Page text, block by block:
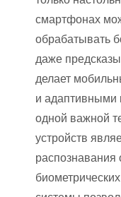
смартфонах
обрабатывать
даже
делает
и
одной важной
устройств
распознавания